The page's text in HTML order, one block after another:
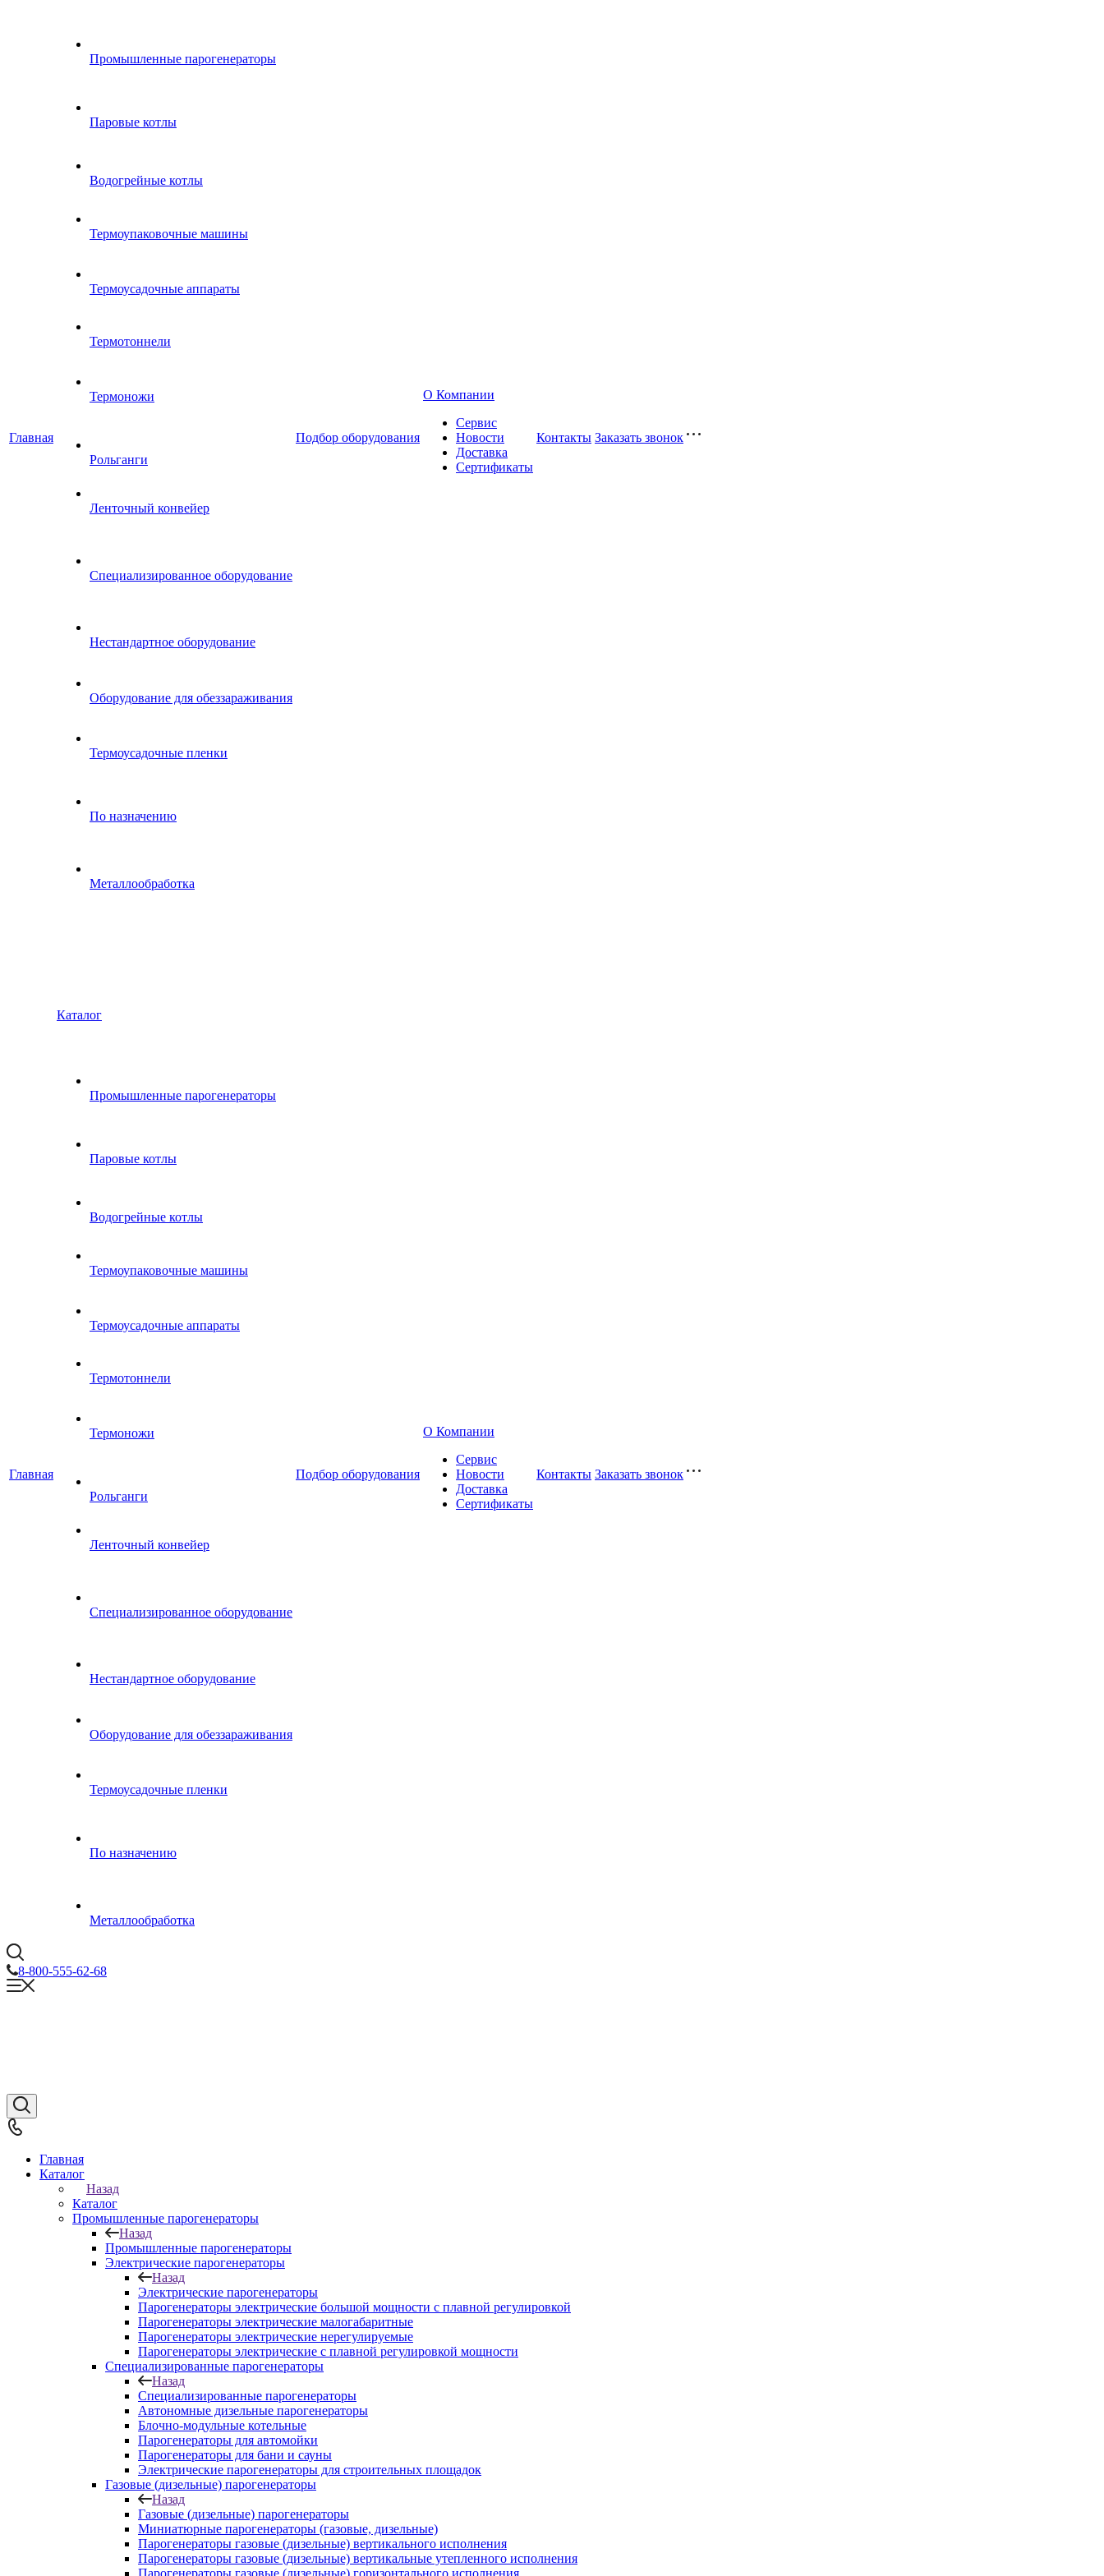
Главная
Промышленные парогенераторы
Паровые котлы
Водогрейные котлы
Термоупаковочные машины
Термоусадочные аппараты
Термотоннели
Термоножи
Рольганги
Ленточный конвейер
Специализированное оборудование
Нестандартное оборудование
Оборудование для обеззараживания
Термоусадочные пленки
По назначению
Металлообработка
Подбор оборудования
О Компании
Сервис
Новости
Доставка
Сертификаты
Контакты Заказать звонок
Главная
Каталог
Промышленные парогенераторы
Паровые котлы
Водогрейные котлы
Термоупаковочные машины
Термоусадочные аппараты
Термотоннели
Термоножи
Рольганги
Ленточный конвейер
Специализированное оборудование
Нестандартное оборудование
Оборудование для обеззараживания
Термоусадочные пленки
По назначению
Металлообработка
Подбор оборудования
О Компании
Сервис
Новости
Доставка
Сертификаты
Контакты Заказать звонок
8-800-555-62-68
Главная
Каталог
Назад
Каталог
Промышленные парогенераторы
Назад
Промышленные парогенераторы
Электрические парогенераторы
Назад
Электрические парогенераторы
Парогенераторы электрические большой мощности с плавной регулировкой
Парогенераторы электрические малогабаритные
Парогенераторы электрические нерегулируемые
Парогенераторы электрические с плавной регулировкой мощности
Специализированные парогенераторы
Назад
Специализированные парогенераторы
Автономные дизельные парогенераторы
Блочно-модульные котельные
Парогенераторы для автомойки
Парогенераторы для бани и сауны
Электрические парогенераторы для строительных площадок
Газовые (дизельные) парогенераторы
Назад
Газовые (дизельные) парогенераторы
Миниатюрные парогенераторы (газовые, дизельные)
Парогенераторы газовые (дизельные) вертикального исполнения
Парогенераторы газовые (дизельные) вертикальные утепленного исполнения
Парогенераторы газовые (дизельные) горизонтального исполнения